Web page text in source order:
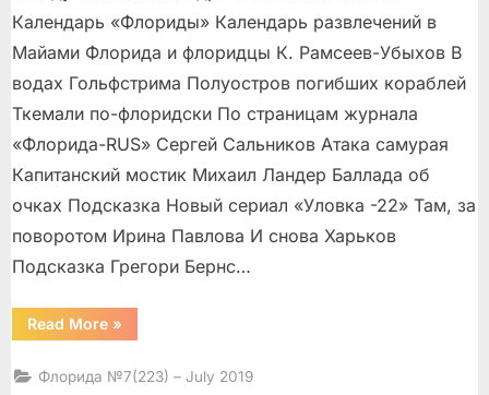
Календарь «Флориды» Календарь развлечений в
Майами Флорида и флоридцы К. Рамсеев-Убыхов В
водах Гольфстрима Полуостров погибших кораблей
Ткемали по-флоридски По страницам журнала
«Флорида-RUS» Сергей Сальников Атака самурая
Капитанский мостик Михаил Ландер Баллада об
очках Подсказка Новый сериал «Уловка -22» Там, за
поворотом Ирина Павлова И снова Харьков
Подсказка Грегори Бернс…
Read More“”
»
Флорида №7(223) – July 2019